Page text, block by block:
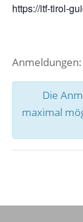
https://itf-tirol-
Die
maximal